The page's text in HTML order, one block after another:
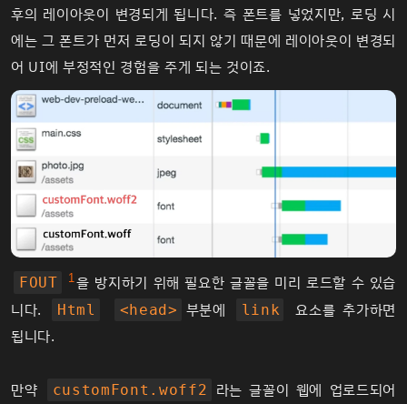
후의 레이아웃이 변경되게 됩니다. 즉 폰트를 넣었지만, 로딩 시
에는 그 폰트가 먼저 로딩이 되지 않기 때문에 레이아웃이 변경되
어 UI에 부정적인 경험을 주게 되는 것이죠.
FOUT 1 을 방지하기 위해 필요한 글꼴을 미리 로드할 수 있습
니다.
Html <head> 부분에 link
요소를 추가하면
됩니다.
만약 customFont.woff2
라는 글꼴이 웹에 업로드되어